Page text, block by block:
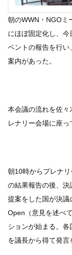
朝のWWN・NGOミ
にほぼ固定化し、
ベントの報告を行
案内があった。
本会議の流れを佐
レナリー会場に座っ
朝10時からプレナ
の結果報告の後、決
提案をした国が決
Open（意見を述べ
ションが始まる。
を議長から得て発言